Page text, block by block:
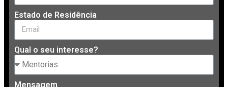
Estado de Residência
Qual o seu interesse?
Mensagem